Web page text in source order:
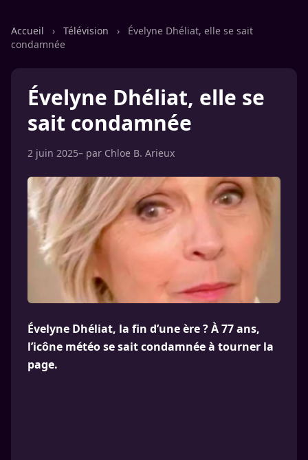
Accueil › Télévision ›
Évelyne Dhéliat, elle se sait
condamnée
Évelyne Dhéliat, elle se
sait condamnée
2 juin 2025– par Chloe B. Arieux
Évelyne Dhéliat, la fin d’une ère ? À 77 ans,
l’icône météo se sait condamnée à tourner la
page.